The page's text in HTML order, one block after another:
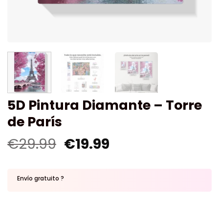
5D Pintura Diamante – Torre
de París
€29.99 €19.99
Envío gratuito ?